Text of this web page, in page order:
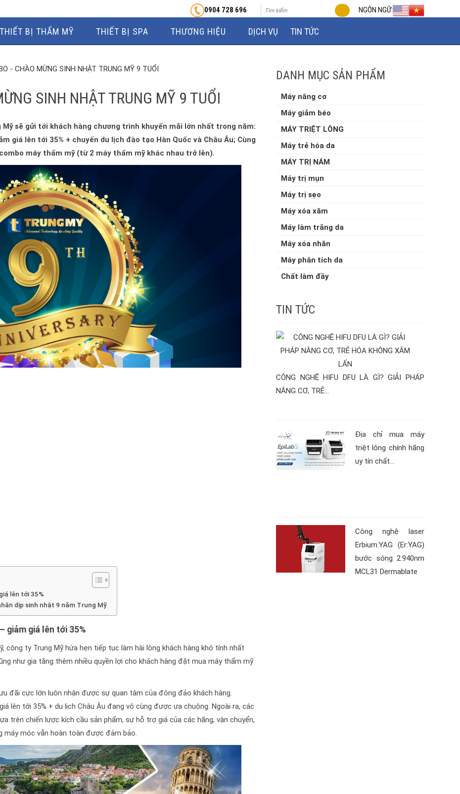
NGÔN NGỮ:
0904 728 696
THIẾT BỊ THẨM MỸ THIẾT BỊ SPA THƯƠNG HIỆU DỊCH VỤ TIN TỨC
- CHÀO MỪNG SINH NHẬT TRUNG MỸ 9 TUỔI
SINH NHẬT TRUNG MỸ 9 TUỔI
sẽ gửi tới khách hàng chương trình khuyến mãi lớn nhất trong năm:
giá lên tới 35% + chuyến du lịch đào tạo Hàn Quốc và Châu Âu; Cùng
máy thẩm mỹ (từ 2 máy thẩm mỹ khác nhau trở lên).
lên tới 35%
dịp sinh nhật 9 năm Trung Mỹ
giảm giá lên tới 35%
ty Trung Mỹ hứa hẹn tiếp tục làm hài lòng khách hàng khó tính nhất
như gia tăng thêm nhiều quyền lợi cho khách hàng đặt mua máy thẩm mỹ
đãi cực lớn luôn nhận được sự quan tâm của đông đảo khách hàng.
lên tới 35% + du lịch Châu Âu đang vô cùng được ưa chuộng. Ngoài ra, các
trên chiến lược kích cầu sản phẩm, sự hỗ trợ giá của các hãng, vận chuyển,
máy móc vẫn hoàn toàn được đảm bảo.
DANH MỤC SẢN PHẨM
Máy nâng cơ
Máy giảm béo
MÁY TRIỆT LÔNG
Máy trẻ hóa da
MÁY TRỊ NÁM
Máy trị mụn
Máy trị sẹo
Máy xóa xăm
Máy làm trắng da
Máy xóa nhăn
Máy phân tích da
Chất làm đầy
TIN TỨC
CÔNG NGHỆ HIFU DFU LÀ GÌ? GIẢI PHÁP
NÂNG CƠ, TRẺ...
Địa chỉ mua máy
triệt lông chính hãng
uy tín chất...
Công nghệ laser
Erbium:YAG (Er:YAG)
bước sóng 2.940nm
MCL31 Dermablate